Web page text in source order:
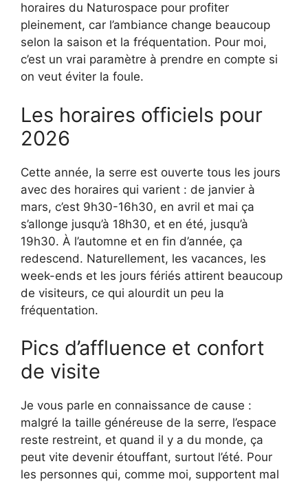
horaires du Naturospace pour profiter
pleinement, car l’ambiance change beaucoup
selon la saison et la fréquentation. Pour moi,
c’est un vrai paramètre à prendre en compte si
on veut éviter la foule.
Les horaires officiels pour
2026
Cette année, la serre est ouverte tous les jours
avec des horaires qui varient : de janvier à
mars, c’est 9h30-16h30, en avril et mai ça
s’allonge jusqu’à 18h30, et en été, jusqu’à
19h30. À l’automne et en fin d’année, ça
redescend. Naturellement, les vacances, les
week-ends et les jours fériés attirent beaucoup
de visiteurs, ce qui alourdit un peu la
fréquentation.
Pics d’affluence et confort
de visite
Je vous parle en connaissance de cause :
malgré la taille généreuse de la serre, l’espace
reste restreint, et quand il y a du monde, ça
peut vite devenir étouffant, surtout l’été. Pour
les personnes qui, comme moi, supportent mal